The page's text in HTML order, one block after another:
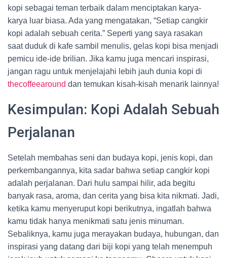
kopi sebagai teman terbaik dalam menciptakan karya-
karya luar biasa. Ada yang mengatakan, “Setiap cangkir
kopi adalah sebuah cerita.” Seperti yang saya rasakan
saat duduk di kafe sambil menulis, gelas kopi bisa menjadi
pemicu ide-ide brilian. Jika kamu juga mencari inspirasi,
jangan ragu untuk menjelajahi lebih jauh dunia kopi di
thecoffeearound dan temukan kisah-kisah menarik lainnya!
Kesimpulan: Kopi Adalah Sebuah
Perjalanan
Setelah membahas seni dan budaya kopi, jenis kopi, dan
perkembangannya, kita sadar bahwa setiap cangkir kopi
adalah perjalanan. Dari hulu sampai hilir, ada begitu
banyak rasa, aroma, dan cerita yang bisa kita nikmati. Jadi,
ketika kamu menyeruput kopi berikutnya, ingatlah bahwa
kamu tidak hanya menikmati satu jenis minuman.
Sebaliknya, kamu juga merayakan budaya, hubungan, dan
inspirasi yang datang dari biji kopi yang telah menempuh